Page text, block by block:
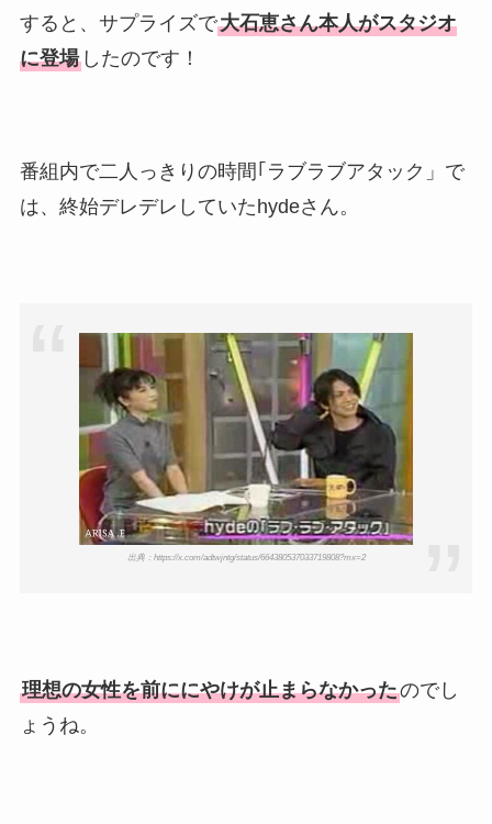
すると、サプライズで大石恵さん本人がスタジオ
に登場したのです！
番組内で二人っきりの時間｢ラブラブアタック」で
は、終始デレデレしていたhydeさん。
出典：https://x.com/adtwjntg/status/664380537033719808?mx=2
理想の女性を前ににやけが止まらなかったのでし
ょうね。